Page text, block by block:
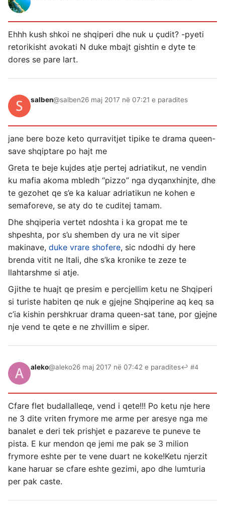
Ehhh kush shkoi ne shqiperi dhe nuk u çudit? -pyeti
retorikisht avokati N duke mbajt gishtin e dyte te
dores se pare lart.
salben@salben26 maj 2017 në 07:21 e paradites
jane bere boze keto qurravitjet tipike te drama queen-
save shqiptare po hajt me
Greta te beje kujdes atje pertej adriatikut, ne vendin
ku mafia akoma mbledh “pizzo” nga dyqanxhinjte, dhe
te gezohet qe s’e ka kaluar adriatikun ne kohen e
semaforeve, se aty do te cuditej tamam.
Dhe shqiperia vertet ndoshta i ka gropat me te
shpeshta, por s’u shemben dy ura ne vit siper
makinave, duke vrare shofere, sic ndodhi dy here
brenda vitit ne Itali, dhe s’ka kronike te zeze te
llahtarshme si atje.
Gjithe te huajt qe presim e percjellim ketu ne Shqiperi
si turiste habiten qe nuk e gjejne Shqiperine aq keq sa
c’ia kishin pershkruar drama queen-sat tane, por gjejne
nje vend te qete e ne zhvillim e siper.
aleko@aleko26 maj 2017 në 07:42 e paradites↩ #4
Cfare flet budallalleqe, vend i qete!!! Po ketu nje here
ne 3 dite vriten frymore me arme per aresye nga me
banalet e deri tek prishjet e pazareve te puneve te
pista. E kur mendon qe jemi me pak se 3 milion
frymore eshte per te vene duart ne koke!Ketu njerzit
kane haruar se cfare eshte gezimi, apo dhe lumturia
per pak caste.